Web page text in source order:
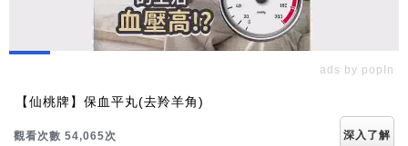
ads by popIn
【仙桃牌】保血平丸(去羚羊角)
觀看次數 54,069次 深入了解